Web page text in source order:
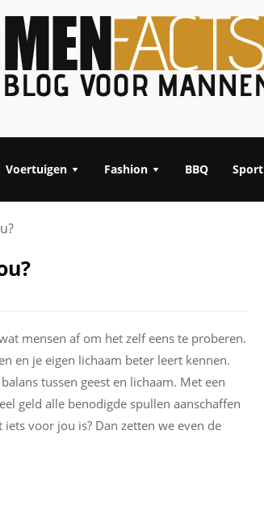
Voertuigen Fashion BBQ Sport
mensen af om het zelf eens te proberen.
en je eigen lichaam beter leert kennen.
tussen geest en lichaam. Met een
geld alle benodigde spullen aanschaffen
voor jou is? Dan zetten we even de